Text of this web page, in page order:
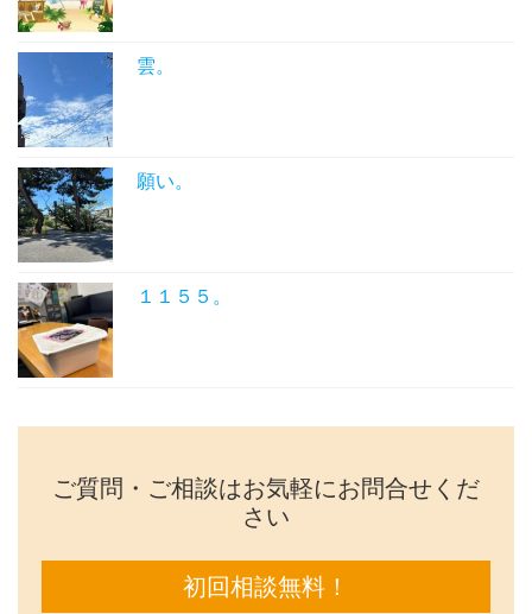
雲。
願い。
１１５５。
ご質問・ご相談はお気軽にお問合せくだ
さい
初回相談無料！